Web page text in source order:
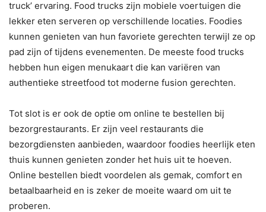
truck’ ervaring. Food trucks zijn mobiele voertuigen die
lekker eten serveren op verschillende locaties. Foodies
kunnen genieten van hun favoriete gerechten terwijl ze op
pad zijn of tijdens evenementen. De meeste food trucks
hebben hun eigen menukaart die kan variëren van
authentieke streetfood tot moderne fusion gerechten.
Tot slot is er ook de optie om online te bestellen bij
bezorgrestaurants. Er zijn veel restaurants die
bezorgdiensten aanbieden, waardoor foodies heerlijk eten
thuis kunnen genieten zonder het huis uit te hoeven.
Online bestellen biedt voordelen als gemak, comfort en
betaalbaarheid en is zeker de moeite waard om uit te
proberen.